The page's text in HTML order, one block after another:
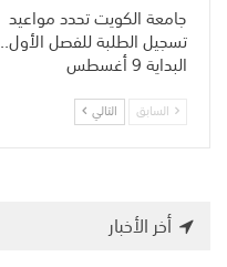
جامعة الكويت تحدد مواعيد
تسجيل الطلبة للفصل الأول..
البداية 9 أغسطس
السابق التالي
أخر الأخبار